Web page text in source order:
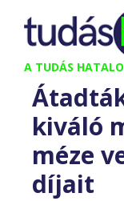
Kilépés
tartalomba
A TUDÁS
kiváló
méze
díjait